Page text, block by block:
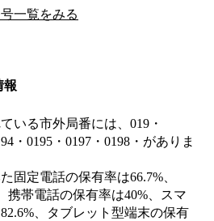
一覧をみる
報
いる市外局番には、019・
・0195・0197・0198・がありま
固定電話の保有率は66.7%、
携帯電話の保有率は40%、スマ
、タブレット型端末の保有